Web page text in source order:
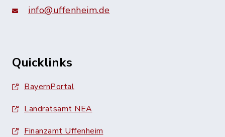
info@uffenheim.de
Quicklinks
BayernPortal
Landratsamt NEA
Finanzamt Uffenheim